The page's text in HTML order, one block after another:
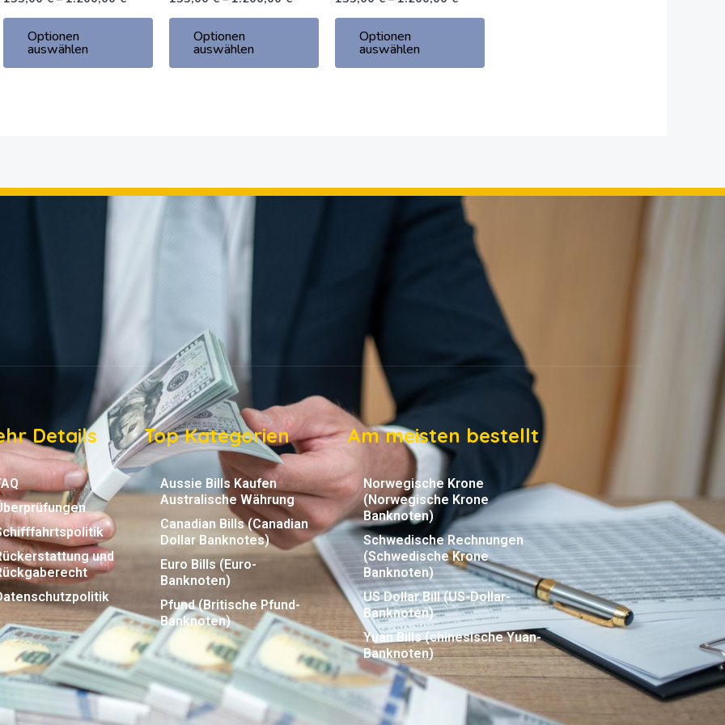
Optionen
auswählen
Optionen
auswählen
Optionen
auswählen
Details
und
Top Kategorien
Aussie Bills Kaufen
Australische Währung
Canadian Bills (Canadian
Dollar Banknotes)
Euro Bills (Euro-
Banknoten)
Pfund (Britische Pfund-
Banknoten)
Am meisten bestellt
Norwegische Krone
(Norwegische Krone
Banknoten)
Schwedische Rechnungen
(Schwedische Krone
Banknoten)
US Dollar Bill (US-Dollar-
Banknoten)
Yuan Bills (chinesische Yuan-
Banknoten)